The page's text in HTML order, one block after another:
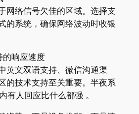
网络信号欠佳的区域。选择支
的系统，确保网络波动时收银
的响应速度
英文双语支持、微信沟通渠
的技术支持至关重要。半夜系
有人回应比什么都强 。